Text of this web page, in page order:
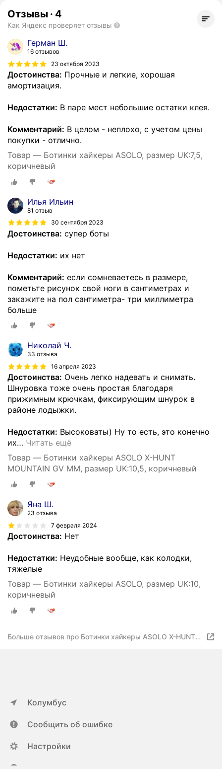
Отзывы · 4
Как Яндекс проверяет отзывы
Герман Ш.
16 отзывов
23 октября 2023
Достоинства: Прочные и легкие, хорошая
амортизация.
Недостатки: В паре мест небольшие остатки клея.
Комментарий: В целом - неплохо, с учетом цены
покупки - отлично.
Товар — Ботинки хайкеры ASOLO, размер UK:7,5,
коричневый
Илья Ильин
81 отзыв
30 сентября 2023
Достоинства: супер боты
Недостатки: их нет
Комментарий: если сомневаетесь в размере,
пометьте рисунок свой ноги в сантиметрах и
закажите на пол сантиметра- три миллиметра
больше
Николай Ч.
33 отзыва
16 апреля 2023
Достоинства: Очень легко надевать и снимать.
Шнуровка тоже очень простая благодаря
прижимным крючкам, фиксирующим шнурок в
районе лодыжки.
Недостатки: Высоковаты) Ну то есть, это конечно
их… Читать ещё
Товар — Ботинки хайкеры ASOLO X-HUNT
MOUNTAIN GV MM, размер UK:10,5, коричневый
Яна Ш.
23 отзыва
7 февраля 2024
Достоинства: Нет
Недостатки: Неудобные вообще, как колодки,
тяжелые
Товар — Ботинки хайкеры ASOLO, размер UK:10,
коричневый
Больше отзывов про Ботинки хайкеры ASOLO X-HUNT
Колумбус
Сообщить об ошибке
Настройки